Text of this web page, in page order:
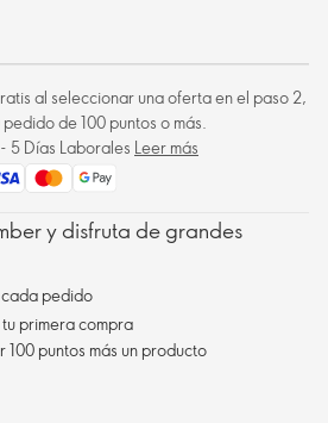
al seleccionar una oferta en el paso 2,
de 100 puntos o más.
5 Días Laborales Leer más
y disfruta de grandes
pedido
primera compra
100 puntos más un producto